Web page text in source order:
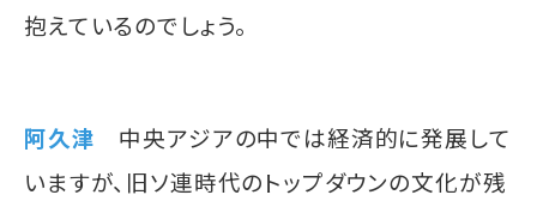
抱えているのでしょう。
阿久津 中央アジアの中では経済的に発展して
いますが、旧ソ連時代のトップダウンの文化が残